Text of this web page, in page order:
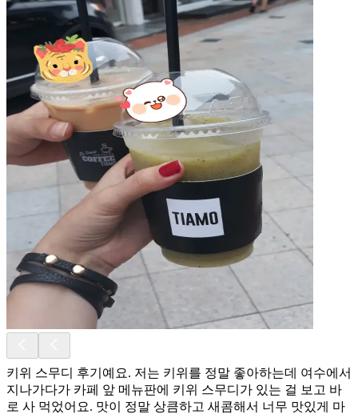
키위 스무디 후기예요. 저는 키위를 정말 좋아하는데 여수에서
지나가다가 카페 앞 메뉴판에 키위 스무디가 있는 걸 보고 바
로 사 먹었어요. 맛이 정말 상큼하고 새콤해서 너무 맛있게 마